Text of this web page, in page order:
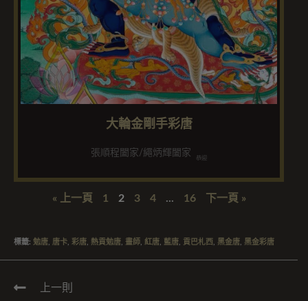
大輪金剛手彩唐
張順程闔家/繩炳輝闔家
恭迎
« 上一頁 1 2 3 4 ... 16 下一頁 »
標籤: 勉唐 唐卡 彩唐 熱貢勉唐 畫師 紅唐 藍唐 貢巴札西 黑金唐 黑金彩唐
上一則